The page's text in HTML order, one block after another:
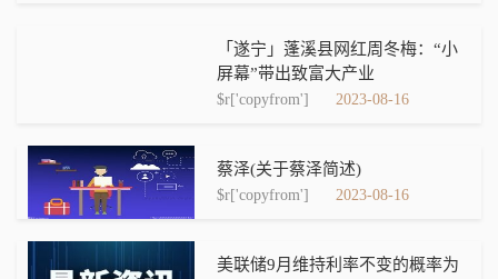
「遂宁」蓬溪县网红周冬梅：“小
屏幕”带出致富大产业
$r['copyfrom'] 2023-08-16
蔡泽(关于蔡泽简述)
$r['copyfrom'] 2023-08-16
美联储9月维持利率不变的概率为